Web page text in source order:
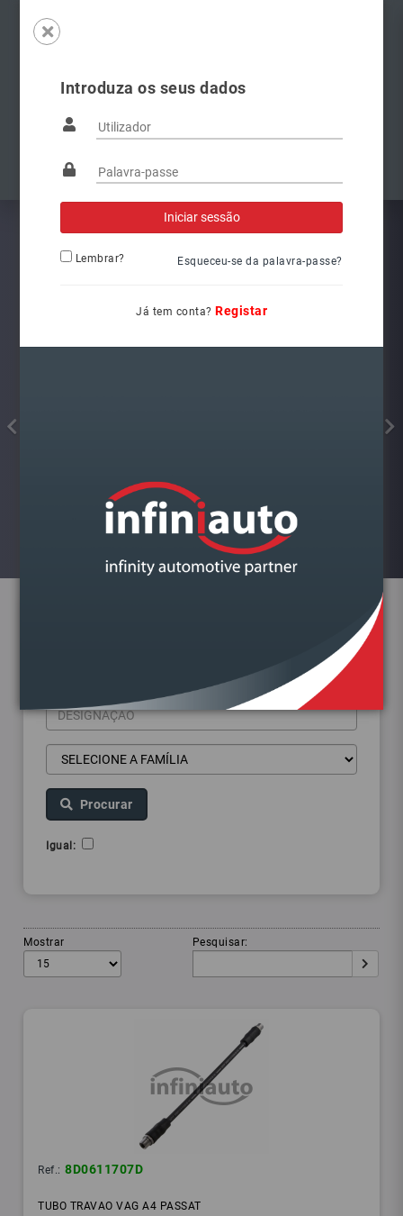
Introduza os seus dados
Lembrar? Esqueceu-se da palavra-passe?
Já tem conta? Registar
Famílias
Visualizar
Procurar
Igual:
Mostrar Pesquisar:
Ref.: 8D0611707D
TUBO TRAVAO VAG A4 PASSAT